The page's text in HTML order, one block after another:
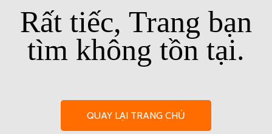
Rất tiếc, Trang bạn
tìm không tồn tại.
QUAY LẠI TRANG CHỦ